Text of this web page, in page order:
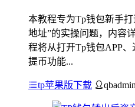
本教程专为Tp钱包新手
地址”的实操问题，内容
程将从打开Tp钱包APP
提币功能...
tp苹果版下载 qbadmin